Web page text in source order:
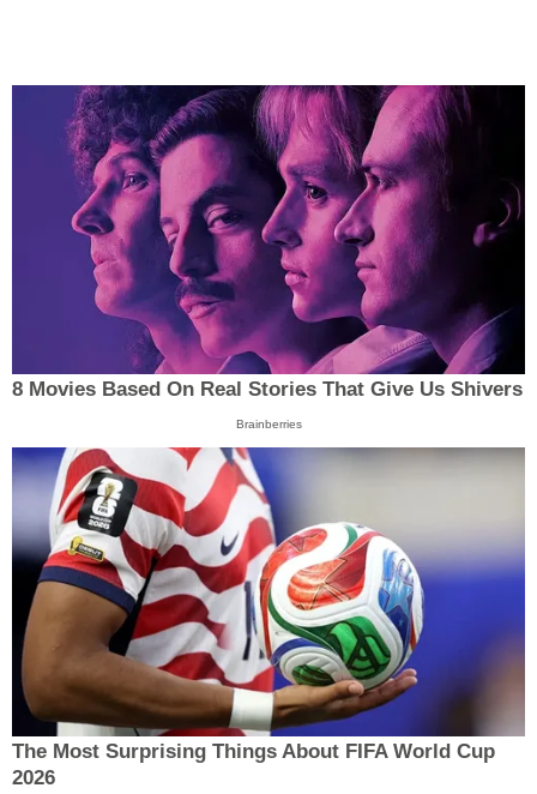
8 Movies Based On Real Stories That Give Us Shivers
Brainberries
The Most Surprising Things About FIFA World Cup
2026